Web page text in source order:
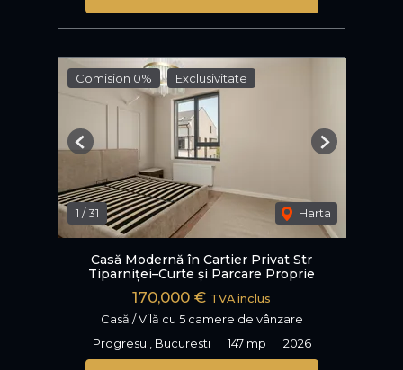
Comision 0% Exclusivitate
1 /31 Harta
Previous Next
Casă Modernă în Cartier Privat Str
Tiparniței–Curte și Parcare Proprie
170,000 € TVA inclus
Casă / Vilă cu 5 camere de vânzare
Progresul, Bucuresti
147 mp 2026